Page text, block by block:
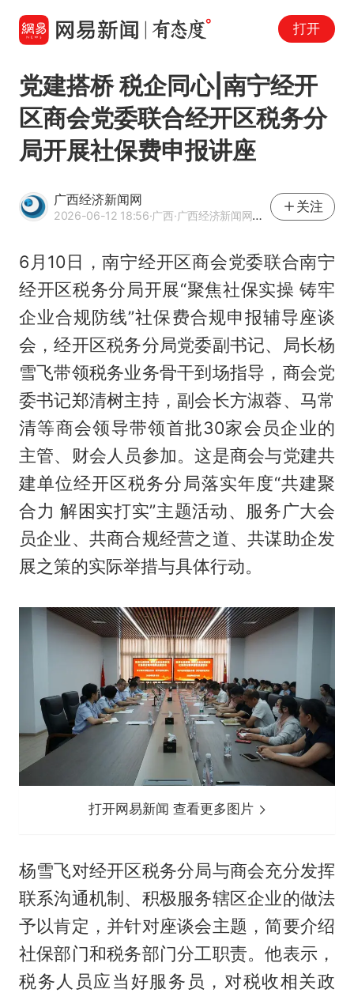
打开
党建搭桥 税企同心|南宁经开
区商会党委联合经开区税务分
局开展社保费申报讲座
广西经济新闻网
2026-06-12 18:56·广西·广西经济新闻网官方网易号
关注
6月10日，南宁经开区商会党委联合南宁
经开区税务分局开展“聚焦社保实操 铸牢
企业合规防线”社保费合规申报辅导座谈
会，经开区税务分局党委副书记、局长杨
雪飞带领税务业务骨干到场指导，商会党
委书记郑清树主持，副会长方淑蓉、马常
清等商会领导带领首批30家会员企业的
主管、财会人员参加。这是商会与党建共
建单位经开区税务分局落实年度“共建聚
合力 解困实打实”主题活动、服务广大会
员企业、共商合规经营之道、共谋助企发
展之策的实际举措与具体行动。
打开网易新闻 查看更多图片
杨雪飞对经开区税务分局与商会充分发挥
联系沟通机制、积极服务辖区企业的做法
予以肯定，并针对座谈会主题，简要介绍
社保部门和税务部门分工职责。他表示，
税务人员应当好服务员，对税收相关政